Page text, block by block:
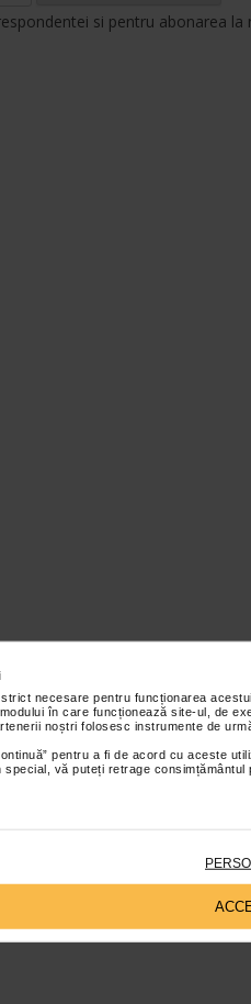
necesare pentru funcționarea
în care funcționează site-ul, de
noștri folosesc instrumente de
pentru a fi de acord cu aceste
vă puteți retrage
si pentru abonarea